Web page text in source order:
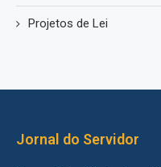
Projetos de Lei
Jornal do Servidor